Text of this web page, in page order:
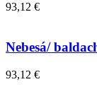
93,12 €
Nebesá/
93,12 €